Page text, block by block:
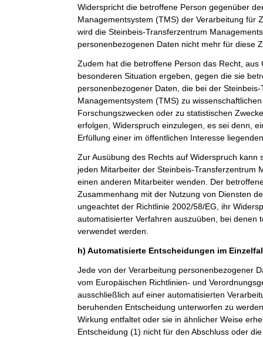
Widerspricht die betroffene Person gegenüber
Managementsystem (TMS) der Verarbeitung für
wird die Steinbeis-Transferzentrum
personenbezogenen Daten nicht mehr für diese
Zudem hat die betroffene Person das Recht, aus
besonderen Situation ergeben, gegen die sie
personenbezogener Daten, die bei der
Managementsystem (TMS) zu
Forschungszwecken oder zu statistischen
erfolgen, Widerspruch einzulegen, es sei denn,
Erfüllung einer im öffentlichen Interesse
Zur Ausübung des Rechts auf Widerspruch kann
jeden Mitarbeiter der Steinbeis-Transferzentrum
einen anderen Mitarbeiter wenden. Der
Zusammenhang mit der Nutzung von Diensten
ungeachtet der Richtlinie 2002/58/EG, ihr
automatisierter Verfahren auszuüben, bei denen
verwendet werden.
h) Automatisierte Entscheidungen im
Jede von der Verarbeitung personenbezogener
vom Europäischen Richtlinien- und
ausschließlich auf einer automatisierten
beruhenden Entscheidung unterworfen zu
Wirkung entfaltet oder sie in ähnlicher Weise
Entscheidung (1) nicht für den Abschluss oder